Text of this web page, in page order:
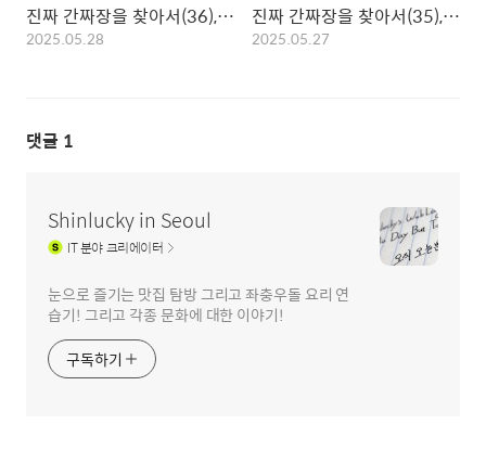
진짜 간짜장을 찾아서(36), 종로 영화루! 고추간짜장의 탑 인정!
2025.05.28
진짜 간짜장을 찾아서(35), 마포 양정원! 엔하이픈 성지에서 먹는 삼선간짜장
2025.05.27
댓글 1
Shinlucky in Seoul
IT분야 크리에이터
눈으로 즐기는 맛집 탐방 그리고 좌충우돌 요리 연
습기! 그리고 각종 문화에 대한 이야기!
구독하기